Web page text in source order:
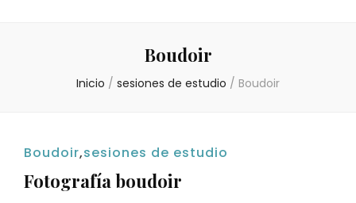
Boudoir
Inicio / sesiones de estudio / Boudoir
Boudoir,sesiones de estudio
Fotografía boudoir